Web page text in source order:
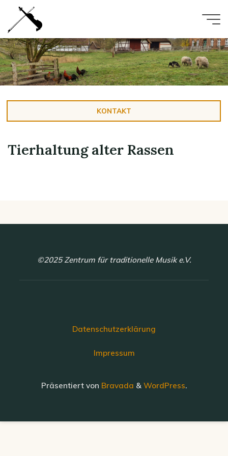
Inhalt
springen
KONTAKT
Tierhaltung alter Rassen
©2025 Zentrum für traditionelle Musik e.V.
Datenschutzerklärung
Impressum
Präsentiert von Bravada & WordPress.